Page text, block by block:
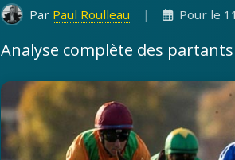
Par Paul Roulleau | Pour le
Analyse complète des